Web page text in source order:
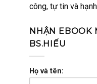
công, tự tin và
NHẬN EBOOK
BS.HIẾU
Họ và tên: